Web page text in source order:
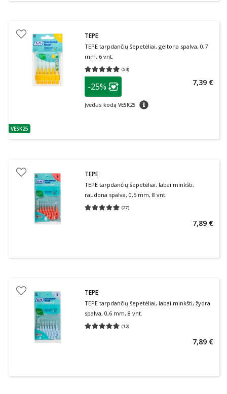
patarimas
VESK25
TEPE
TEPE tarpdančių šepetėliai, geltona spalva, 0,7
mm, 6 vnt.
(54)
Vidutinis įvertinimas 4.94
patarimas
Lojalumo klubo narių nuolaida
-25%
Įvedus kodą VESK25 patarimas
7,39 €
TEPE
TEPE tarpdančių šepetėliai, labai minkšti,
raudona spalva, 0,5 mm, 8 vnt.
(27)
Vidutinis įvertinimas 4.96
7,89 €
TEPE
TEPE tarpdančių šepetėliai, labai minkšti, žydra
spalva, 0,6 mm, 8 vnt.
(13)
Vidutinis įvertinimas 4.69
7,89 €